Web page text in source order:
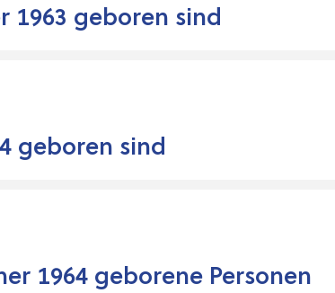
1963 geboren sind
geboren sind
1964 geborene Personen